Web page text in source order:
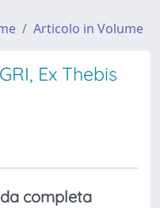
Articolo in Volume
Ex Thebis
completa